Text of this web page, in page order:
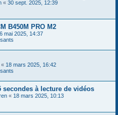
« 30 sept. 2025, 12:39
B450M PRO M2
mai 2025, 14:37
« 18 mars 2025, 16:42
à lecture de vidéos
« 18 mars 2025, 10:13